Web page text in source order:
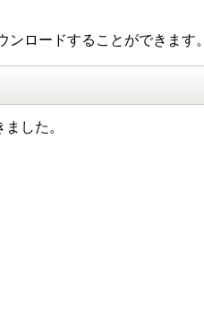
ロードすることができます。
した。